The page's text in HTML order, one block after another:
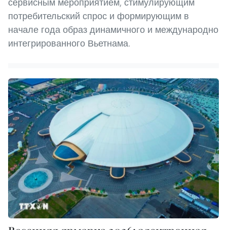
потребительский спрос и формирующим в
начале года образ динамичного и международно
интегрированного Вьетнама.